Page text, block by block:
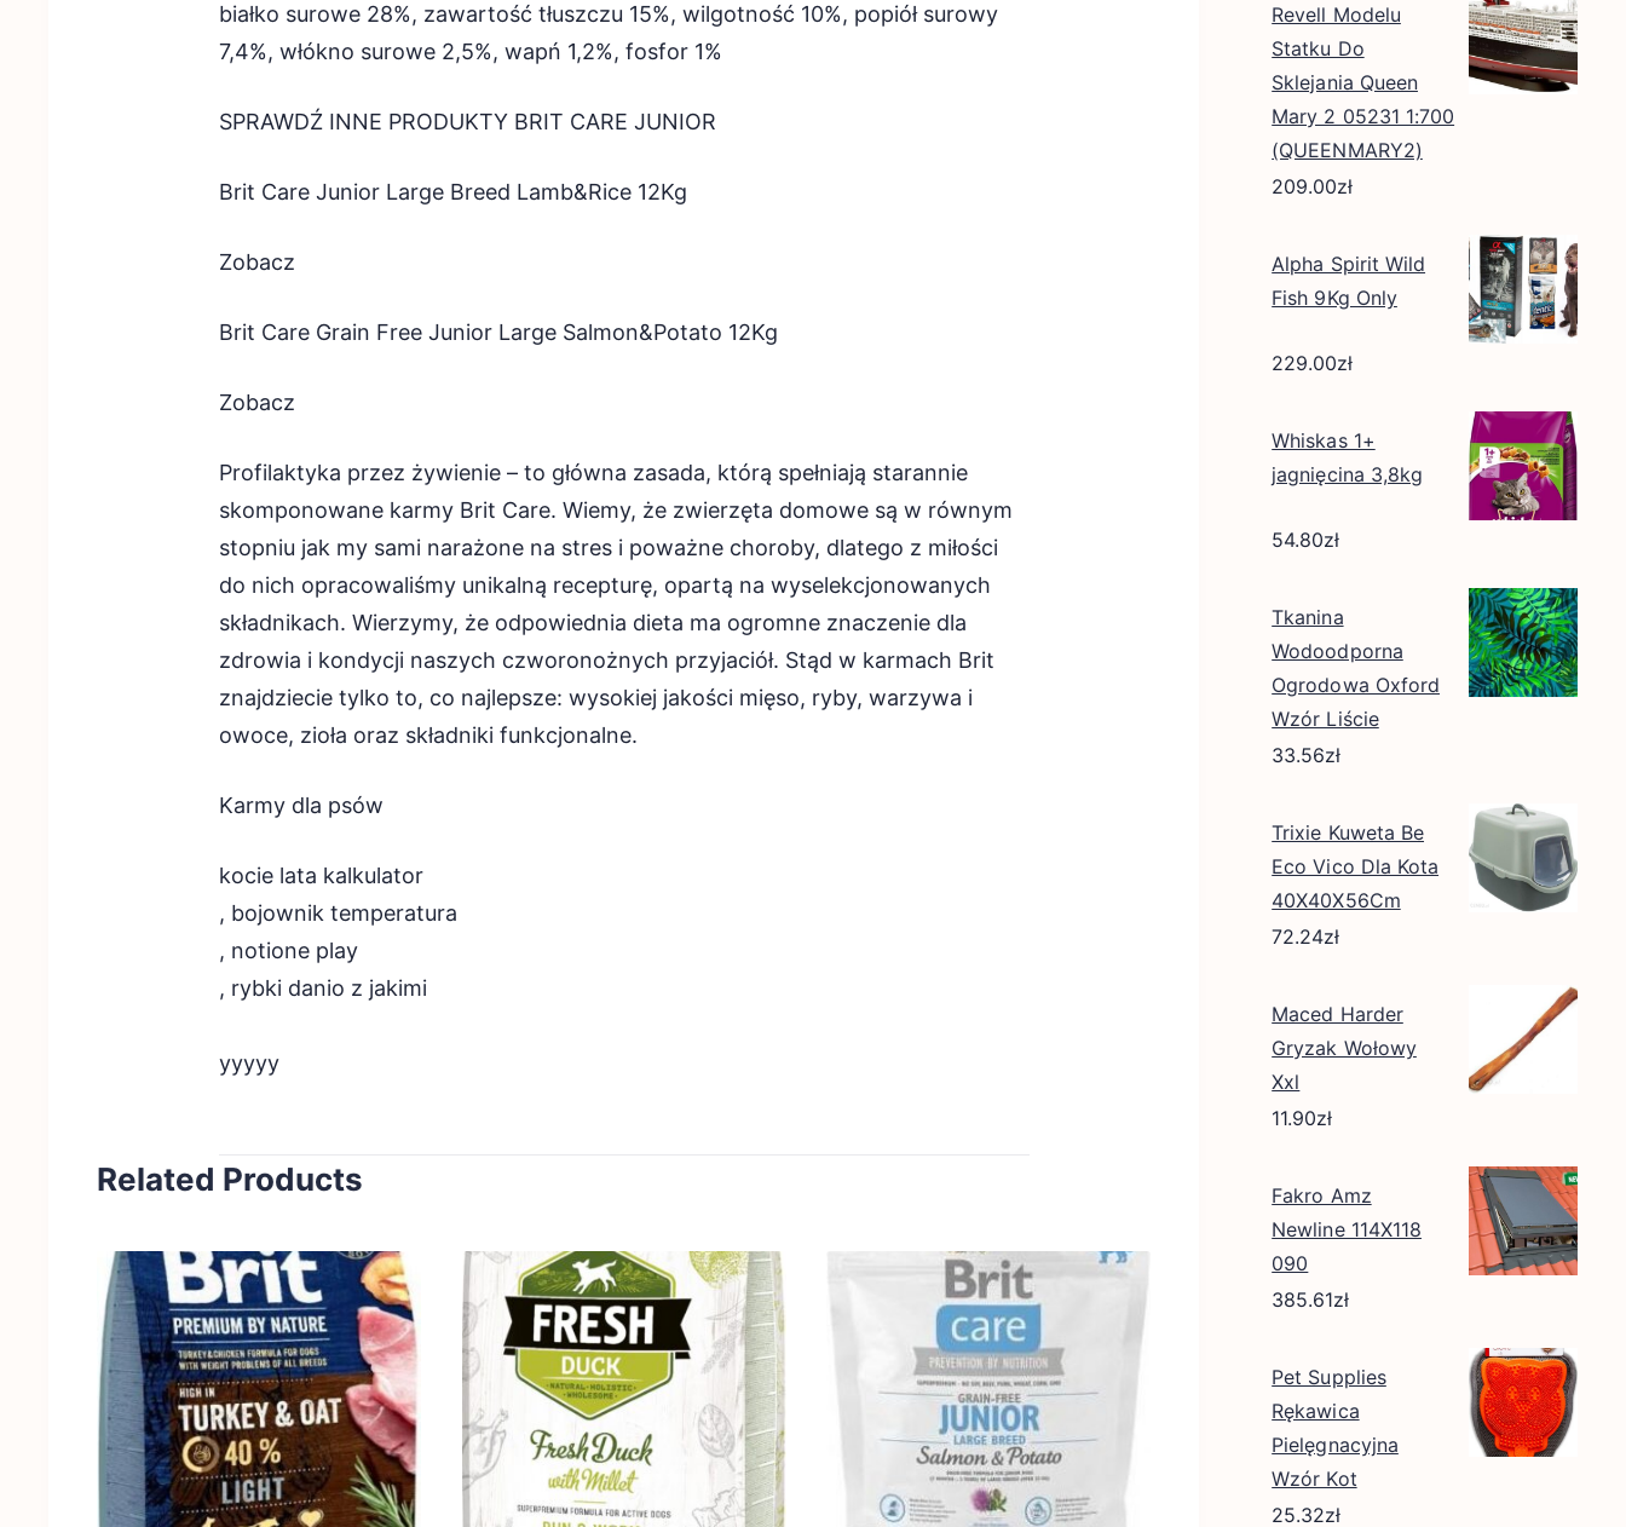
białko surowe 28%, zawartość tłuszczu 15%, wilgotność 10%, popiół surowy
7,4%, włókno surowe 2,5%, wapń 1,2%, fosfor 1%
SPRAWDŹ INNE PRODUKTY BRIT CARE JUNIOR
Brit Care Junior Large Breed Lamb&Rice 12Kg
Zobacz
Brit Care Grain Free Junior Large Salmon&Potato 12Kg
Zobacz
Profilaktyka przez żywienie – to główna zasada, którą spełniają starannie
skomponowane karmy Brit Care. Wiemy, że zwierzęta domowe są w równym
stopniu jak my sami narażone na stres i poważne choroby, dlatego z miłości
do nich opracowaliśmy unikalną recepturę, opartą na wyselekcjonowanych
składnikach. Wierzymy, że odpowiednia dieta ma ogromne znaczenie dla
zdrowia i kondycji naszych czworonożnych przyjaciół. Stąd w karmach Brit
znajdziecie tylko to, co najlepsze: wysokiej jakości mięso, ryby, warzywa i
owoce, zioła oraz składniki funkcjonalne.
Karmy dla psów
kocie lata kalkulator
, bojownik temperatura
, notione play
, rybki danio z jakimi
yyyyy
Related Products
Revell Modelu
Statku Do
Sklejania Queen
Mary 2 05231 1:700
(QUEENMARY2)
209.00zł
Alpha Spirit Wild
Fish 9Kg Only
229.00zł
Whiskas 1+
jagnięcina 3,8kg
54.80zł
Tkanina
Wodoodporna
Ogrodowa Oxford
Wzór Liście
33.56zł
Trixie Kuweta Be
Eco Vico Dla Kota
40X40X56Cm
72.24zł
Maced Harder
Gryzak Wołowy
Xxl
11.90zł
Fakro Amz
Newline 114X118
090
385.61zł
Pet Supplies
Rękawica
Pielęgnacyjna
Wzór Kot
25.32zł